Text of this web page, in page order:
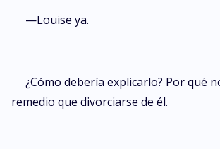
—Louise ya.
¿Cómo debería explicarlo? Por qué
remedio que divorciarse de él.